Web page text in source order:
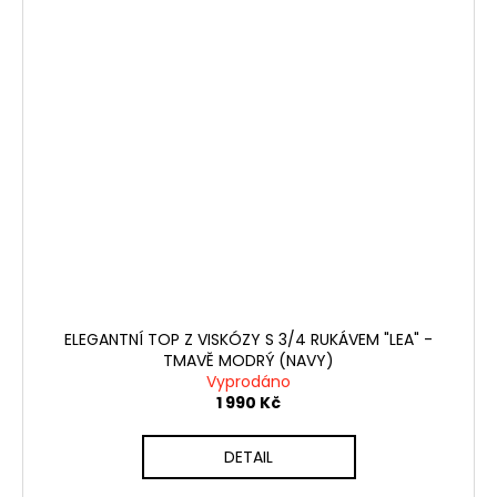
ELEGANTNÍ TOP Z VISKÓZY S 3/4 RUKÁVEM "LEA" -
TMAVĚ MODRÝ (NAVY)
Vyprodáno
1 990 Kč
DETAIL